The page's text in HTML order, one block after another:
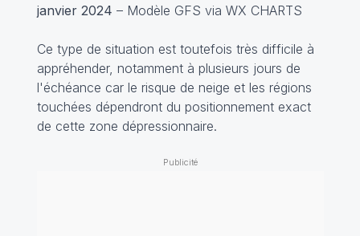
janvier 2024 – Modèle GFS via WX CHARTS
Ce type de situation est toutefois très difficile à
appréhender, notamment à plusieurs jours de
l'échéance car le risque de neige et les régions
touchées dépendront du positionnement exact
de cette zone dépressionnaire.